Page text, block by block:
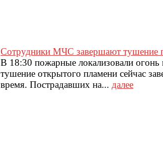
Сотрудники МЧС завершают тушение
В 18:30 пожарные локализовали
тушение открытого пламени сейчас
время. Пострадавших на... далее